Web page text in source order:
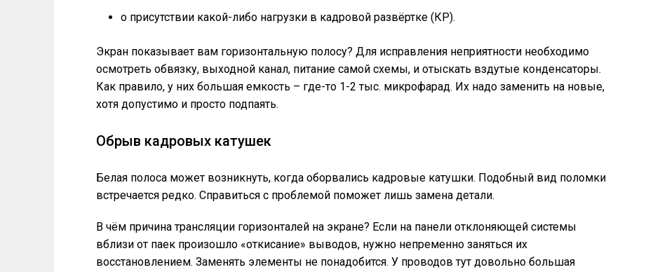
о присутствии какой-либо нагрузки в кадровой развёртке (КР).
Экран показывает вам горизонтальную полосу? Для исправления неприятности необходимо
осмотреть обвязку, выходной канал, питание самой схемы, и отыскать вздутые конденсаторы.
Как правило, у них большая емкость – где-то 1-2 тыс. микрофарад. Их надо заменить на новые,
хотя допустимо и просто подпаять.
Обрыв кадровых катушек
Белая полоса может возникнуть, когда оборвались кадровые катушки. Подобный вид поломки
встречается редко. Справиться с проблемой поможет лишь замена детали.
В чём причина трансляции горизонталей на экране? Если на панели отклоняющей системы
вблизи от паек произошло «откисание» выводов, нужно непременно заняться их
восстановлением. Заменять элементы не понадобится. У проводов тут довольно большая